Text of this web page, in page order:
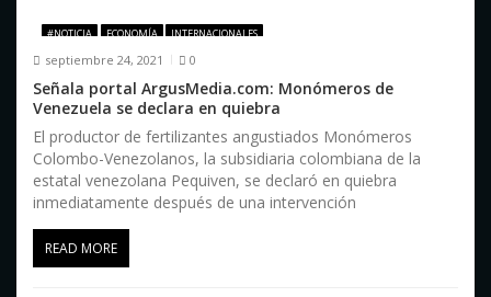
d
a
s
#NOTICIA ECONOMÍA INTERNACIONALES
septiembre 24, 2021 0
Señala portal ArgusMedia.com: Monómeros de
Venezuela se declara en quiebra
El productor de fertilizantes angustiados Monómeros
Colombo-Venezolanos, la subsidiaria colombiana de la
estatal venezolana Pequiven, se declaró en quiebra
inmediatamente después de una intervención
READ MORE